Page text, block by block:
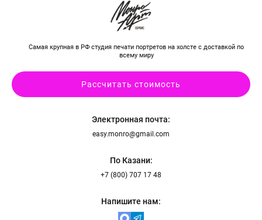
Самая крупная в РФ студия печати портретов на холсте с доставкой по
всему миру
Рассчитать стоимость
Электронная почта:
easy.monro@gmail.com
По Казани:
+7 (800) 707 17 48
Напишите нам: